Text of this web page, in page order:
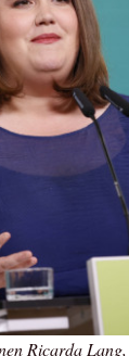
Ricarda